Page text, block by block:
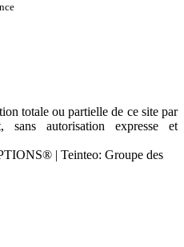
totale ou partielle de ce site par
autorisation expresse et
| Teinteo: Groupe des